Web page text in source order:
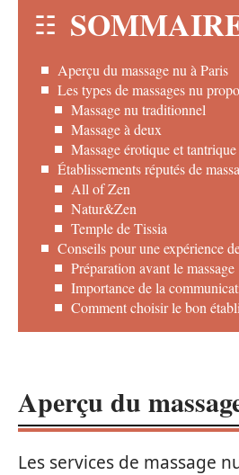
Aperçu du massage nu à Paris
Les types de massages nu
Massage nu traditionnel
Massage à deux
Massage érotique et tantrique
Établissements réputés de
All of Zen
Natur&Zen
Temple de Tissia
Conseils pour une expérience
Préparation avant le massage
Importance de la
Comment choisir le bon
Aperçu du
Les services de massage